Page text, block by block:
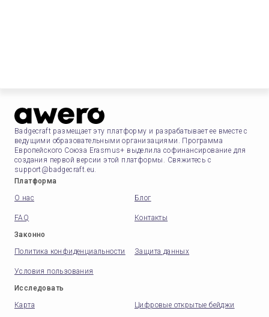
Badgecraft размещает эту платформу и разрабатывает ее вместе с
ведущими образовательными организациями. Программа
Европейского Союза Erasmus+ выделила софинансирование для
создания первой версии этой платформы. Свяжитесь с
support@badgecraft.eu.
Платформа
О нас
Блог
FAQ
Контакты
Законно
Политика конфиденциальности
Защита данных
Условия пользования
Исследовать
Карта
Цифровые открытые бейджи